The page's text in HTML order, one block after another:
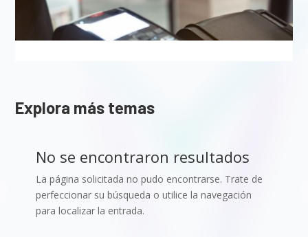
Explora más temas
No se encontraron resultados
La página solicitada no pudo encontrarse. Trate de
perfeccionar su búsqueda o utilice la navegación
para localizar la entrada.